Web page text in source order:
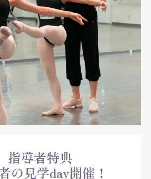
指導者特典
の見学day開催！